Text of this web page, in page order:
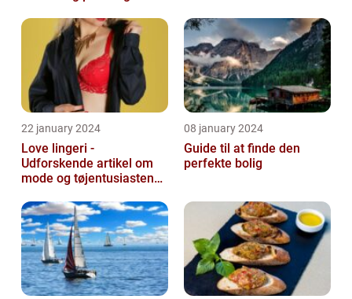
22 january 2024
Love lingeri -
Udforskende artikel om
mode og tøjentusiastens
08 january 2024
Guide til at finde den
perfekte bolig